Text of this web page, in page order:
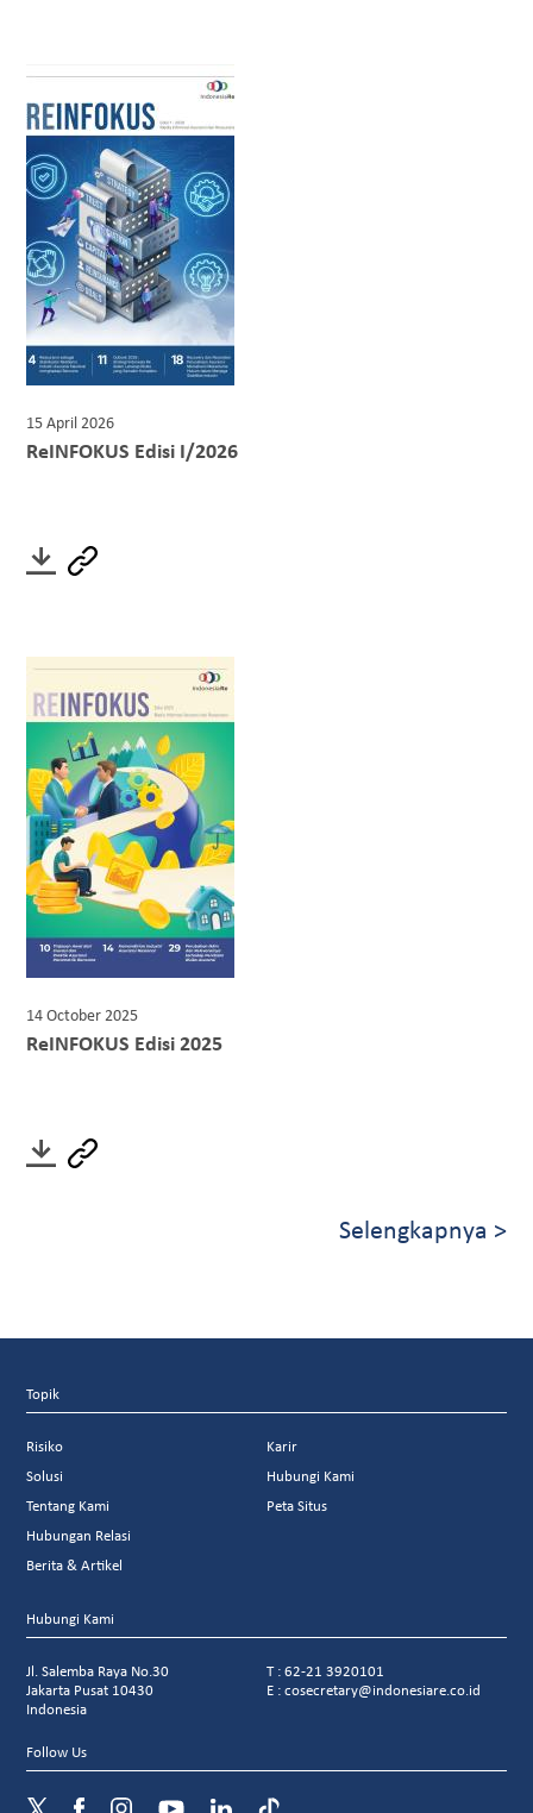
15 April 2026
ReINFOKUS Edisi I/2026
14 October 2025
ReINFOKUS Edisi 2025
Selengkapnya >
Topik
Risiko
Solusi
Tentang Kami
Hubungan Relasi
Berita & Artikel
Karir
Hubungi Kami
Peta Situs
Hubungi Kami
Jl. Salemba Raya No.30
Jakarta Pusat 10430
Indonesia
T : 62-21 3920101
E : cosecretary@indonesiare.co.id
Follow Us